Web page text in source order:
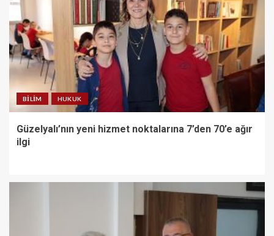
BILIM HUKUK
Güzelyalı’nın yeni hizmet noktalarına 7’den 70’e ağır
ilgi